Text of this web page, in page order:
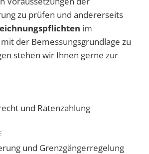
zu prüfen und andererseits
im
der Bemessungsgrundlage zu
stehen wir Ihnen gerne zur
und Ratenzahlung
und Grenzgängerregelung